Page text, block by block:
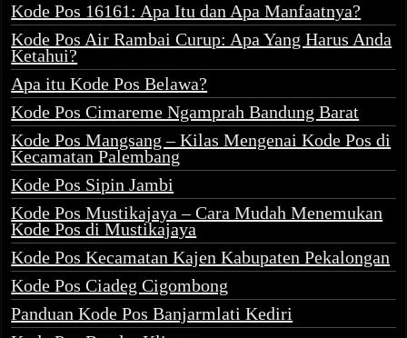
Kode Pos 16161: Apa Itu dan Apa Manfaatnya?
Kode Pos Air Rambai Curup: Apa Yang Harus Anda
Ketahui?
Apa itu Kode Pos Belawa?
Kode Pos Cimareme Ngamprah Bandung Barat
Kode Pos Mangsang – Kilas Mengenai Kode Pos di
Kecamatan Palembang
Kode Pos Sipin Jambi
Kode Pos Mustikajaya – Cara Mudah Menemukan
Kode Pos di Mustikajaya
Kode Pos Kecamatan Kajen Kabupaten Pekalongan
Kode Pos Ciadeg Cigombong
Panduan Kode Pos Banjarmlati Kediri